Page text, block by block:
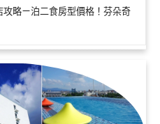
攻略ㄧ泊二食房型價格！芬朵奇